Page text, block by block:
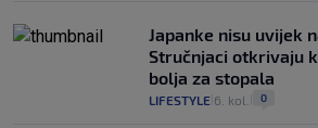
Japanke nisu uvijek
Stručnjaci otkrivaju
bolja za stopala
LIFESTYLE 6. kol. 0